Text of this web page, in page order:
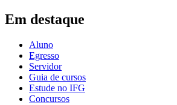
Em destaque
Aluno
Egresso
Servidor
Guia de cursos
Estude no IFG
Concursos